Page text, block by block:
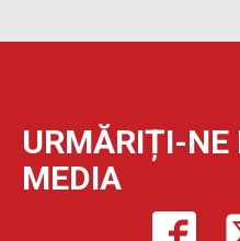
URMĂRIȚI-NE
MEDIA